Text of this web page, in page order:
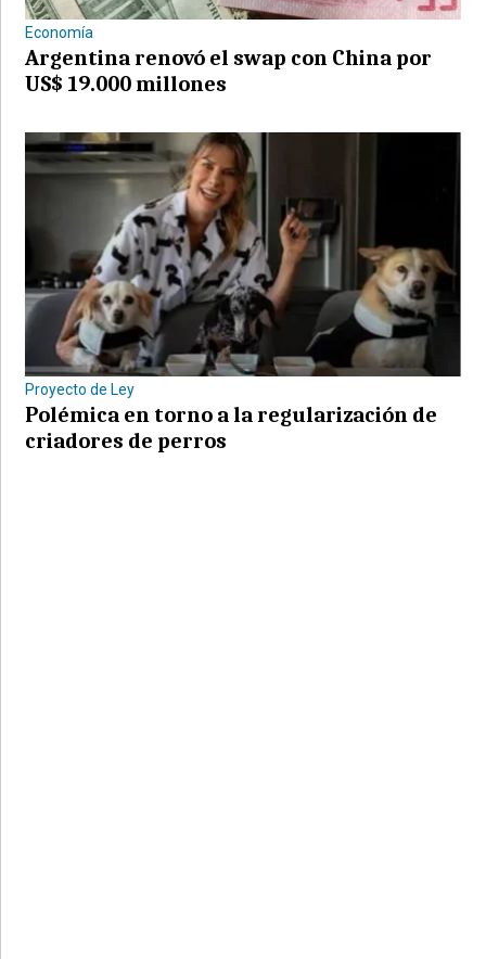
Economía
Argentina renovó el swap con China por
US$ 19.000 millones
Proyecto de Ley
Polémica en torno a la regularización de
criadores de perros